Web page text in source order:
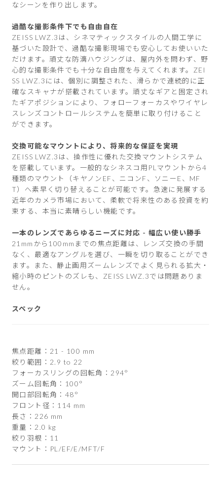
なシーンを作り出します。
過酷な撮影条件下でも自由自在
ZEISS LWZ.3は、シネマティックスタイルの人間工学に
基づいた設計で、過酷な撮影現場でも安心してお使いいた
だけます。頑丈な防滴ハウジングは、屋内外を問わず、野
心的な撮影条件でも十分な自由度を与えてくれます。ZEI
SS LWZ.3には、個別に調整された、滑らかで連続的に正
確なスキャナが搭載されています。頑丈なギアと固定され
たギアポジションにより、フォローフォーカスやワイヤレ
スレンズコントロールシステムを簡単に取り付けること
ができます。
交換可能なマウントにより、将来的な保証を実現
ZEISS LWZ.3は、操作性に優れた交換マウントシステム
を搭載しています。一般的なシネスコ用PLマウントから4
種類のマウント（キヤノンEF、ニコンF、ソニーE、MF
T）へ素早く切り替えることが可能です。急速に発展する
近年のカメラ市場において、柔軟で将来性のある投資を約
束する、本当に素晴らしい機能です。
一本のレンズであらゆるニーズに対応 - 幅広い使い勝手
21mmから100mmまでの焦点距離は、レンズ交換の手間
なく、最適なアングルを選び、一瞬を切り取ることができ
ます。また、静止画用ズームレンズでよく見られる拡大・
縮小時のピントのズレも、ZEISS LWZ.3では問題ありま
せん。
スペック
焦点距離：21 - 100 mm
絞り範囲：2.9 to 22
フォーカスリングの回転角：294°
ズーム回転角：100°
開口部回転角：48°
フロント径：114 mm
長さ：226 mm
重量：2.0 kg
絞り羽根：11
マウント：PL/EF/E/MFT/F